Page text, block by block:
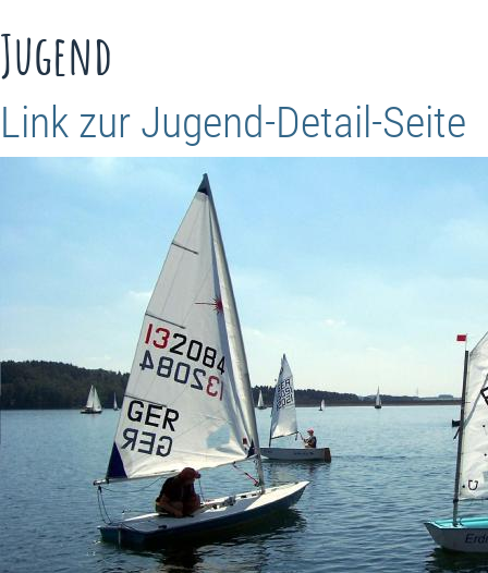
Jugend
Link zur Jugend-Detail-Seite